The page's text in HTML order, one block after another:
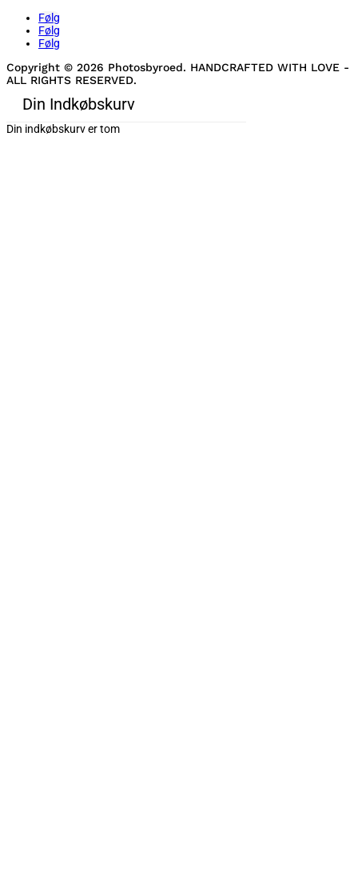
Følg
Følg
Følg
Copyright © 2026 Photosbyroed. HANDCRAFTED WITH LOVE -
ALL RIGHTS RESERVED.
Din Indkøbskurv
Din indkøbskurv er tom